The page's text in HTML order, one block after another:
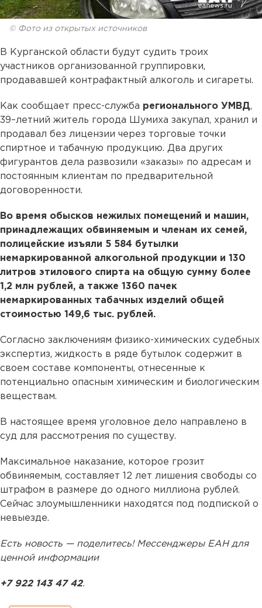
© Фото из открытых источников
В Курганской области будут судить троих
участников организованной группировки,
продававшей контрафактный алкоголь и сигареты.
Как сообщает пресс-служба регионального УМВД,
39–летний житель города Шумиха закупал, хранил и
продавал без лицензии через торговые точки
спиртное и табачную продукцию. Два других
фигурантов дела развозили «заказы» по адресам и
постоянным клиентам по предварительной
договоренности.
Во время обысков нежилых помещений и машин,
принадлежащих обвиняемым и членам их семей,
полицейские изъяли 5 584 бутылки
немаркированной алкогольной продукции и 130
литров этилового спирта на общую сумму более
1,2 млн рублей, а также 1360 пачек
немаркированных табачных изделий общей
стоимостью 149,6 тыс. рублей.
Согласно заключениям физико-химических судебных
экспертиз, жидкость в ряде бутылок содержит в
своем составе компоненты, отнесенные к
потенциально опасным химическим и биологическим
веществам.
В настоящее время уголовное дело направлено в
суд для рассмотрения по существу.
Максимальное наказание, которое грозит
обвиняемым, составляет 12 лет лишения свободы со
штрафом в размере до одного миллиона рублей.
Сейчас злоумышленники находятся под подпиской о
невыезде.
Есть новость — поделитесь! Мессенджеры ЕАН для
ценной информации
+7 922 143 47 42.